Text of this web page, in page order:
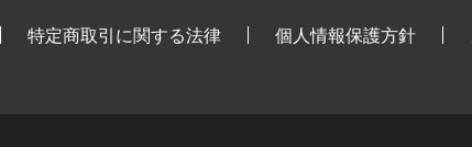
特定商取引に関する法律 個人情報保護方針